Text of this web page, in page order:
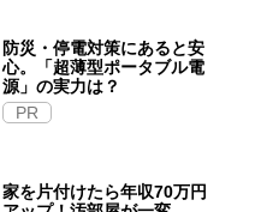
防災・停電対策にあると安
心。「超薄型ポータブル電
源」の実力は？​
PR
家を片付けたら年収70万円